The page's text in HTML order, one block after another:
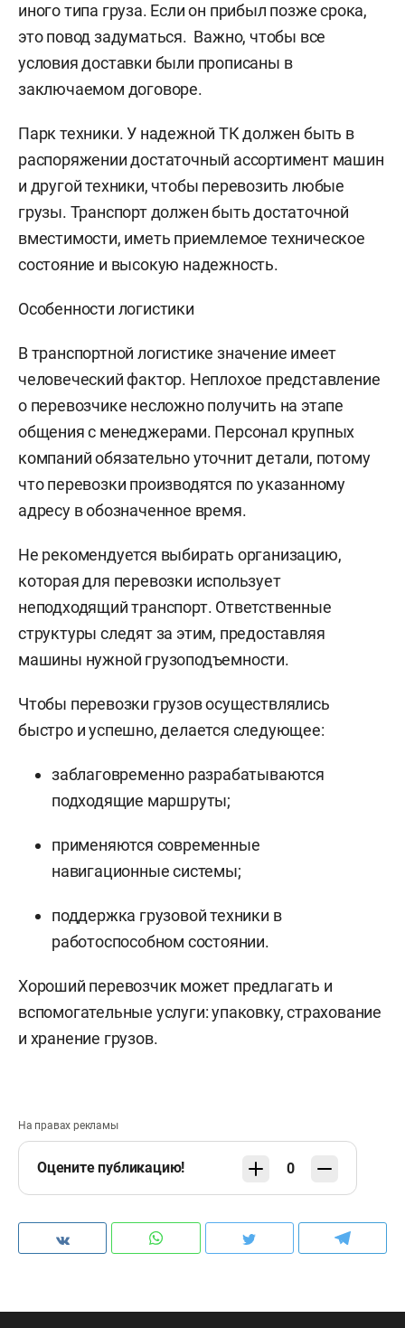
иного типа груза. Если он прибыл позже срока,
это повод задуматься. Важно, чтобы все
условия доставки были прописаны в
заключаемом договоре.
Парк техники. У надежной ТК должен быть в
распоряжении достаточный ассортимент машин
и другой техники, чтобы перевозить любые
грузы. Транспорт должен быть достаточной
вместимости, иметь приемлемое техническое
состояние и высокую надежность.
Особенности логистики
В транспортной логистике значение имеет
человеческий фактор. Неплохое представление
о перевозчике несложно получить на этапе
общения с менеджерами. Персонал крупных
компаний обязательно уточнит детали, потому
что перевозки производятся по указанному
адресу в обозначенное время.
Не рекомендуется выбирать организацию,
которая для перевозки использует
неподходящий транспорт. Ответственные
структуры следят за этим, предоставляя
машины нужной грузоподъемности.
Чтобы перевозки грузов осуществлялись
быстро и успешно, делается следующее:
заблаговременно разрабатываются
подходящие маршруты;
применяются современные
навигационные системы;
поддержка грузовой техники в
работоспособном состоянии.
Хороший перевозчик может предлагать и
вспомогательные услуги: упаковку, страхование
и хранение грузов.
На правах рекламы
Оцените публикацию! 0